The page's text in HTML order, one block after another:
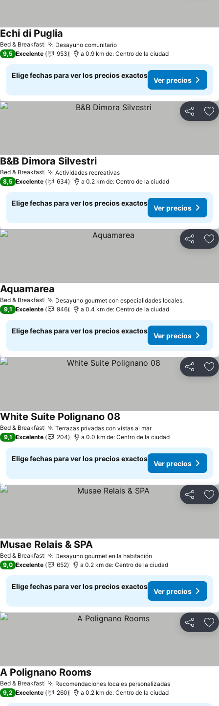
Bed & Breakfast Desayuno comunitarioVer precios
Echi di Puglia
9,5 Excelente 953 a 0.9 km de: Centro de la ciudad
Elige fechas para ver los precios exactos
Ver precios
Compartir
Bed & Breakfast Actividades recreativasVer precios
B&B Dimora SilvestriVer precios
8,5 Excelente 634 a 0.2 km de: Centro de la ciudad
Elige fechas para ver los precios exactos
Ver precios
Compartir
Bed & Breakfast Desayuno gourmet con especialidades locales.Ver
Aquamarea
9,1 Excelente 946 a 0.4 km de: Centro de la ciudad
Elige fechas para ver los precios exactos
Ver precios
Compartir
Bed & Breakfast Terrazas privadas con vistas al marVer precios
White Suite Polignano 08
9,1 Excelente 204 a 0.0 km de: Centro de la ciudad
Elige fechas para ver los precios exactos
Ver precios
Compartir
Bed & Breakfast Desayuno gourmet en la habitación
Musae Relais & SPAVer precios
9,0 Excelente 652 a 0.2 km de: Centro de la ciudad
Elige fechas para ver los precios exactos
Ver precios
Compartir
Bed & Breakfast Recomendaciones locales personalizadasVer precios
A Polignano RoomsVer precios
9,2 Excelente 260 a 0.2 km de: Centro de la ciudad